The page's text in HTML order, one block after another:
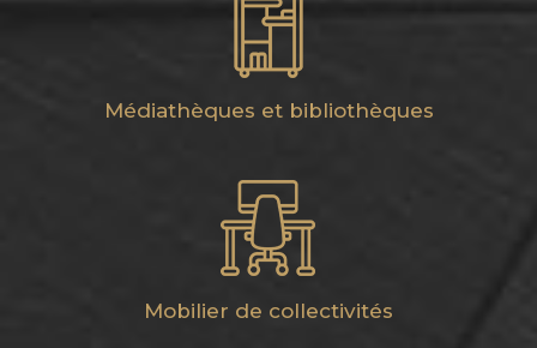
Médiathèques et bibliothèques
Mobilier de collectivités